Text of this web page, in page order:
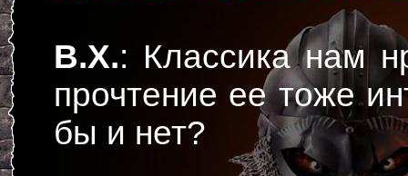
В.Х.: Классика нам
прочтение ее тоже
бы и нет?